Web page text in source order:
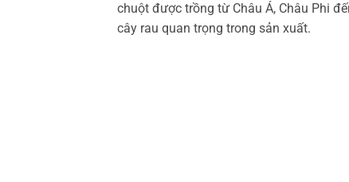
chuột được trồng từ Châu Á, Châu Phi
cây rau quan trọng trong sản xuất.